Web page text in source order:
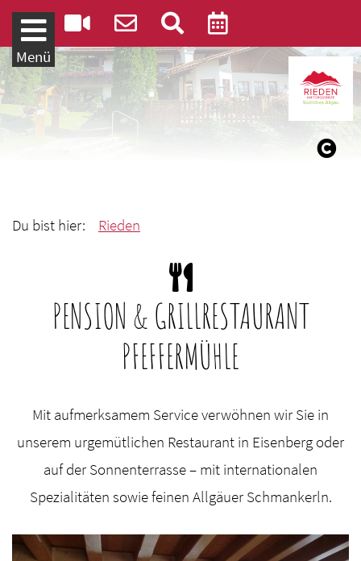
Weiter zum Inhalt
Menü
Du bist hier: Rieden
PENSION & GRILLRESTAURANT
PFEFFERMÜHLE
Mit aufmerksamem Service verwöhnen wir Sie in
unserem urgemütlichen Restaurant in Eisenberg oder
auf der Sonnenterrasse – mit internationalen
Spezialitäten sowie feinen Allgäuer Schmankerln.